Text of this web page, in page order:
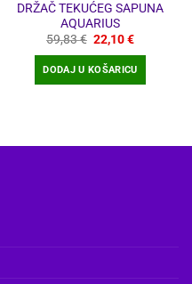
DRŽAČ TEKUĆEG SAPUNA
AQUARIUS
59,83€ Izvorna
cijena
bila
je:
59,83 €.
22,10€Trenutna
22,10 €.
DODAJ U KOŠARICU